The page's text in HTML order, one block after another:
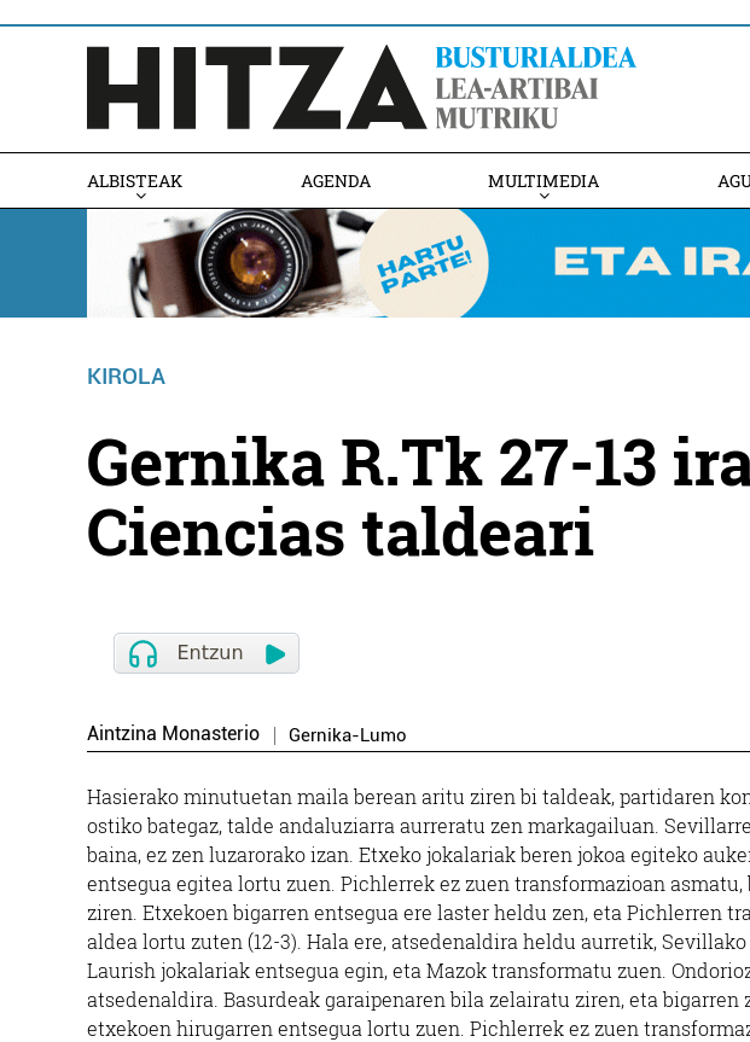
ALBISTEAK AGENDA MULTIMEDIA
KIROLA
Gernika R.Tk 27-13
Ciencias taldeari
Aintzina Monasterio Gernika-Lumo
Hasierako minutuetan maila berean aritu ziren bi taldeak, partidaren
ostiko bategaz, talde andaluziarra aurreratu zen markagailuan.
baina, ez zen luzarorako izan. Etxeko jokalariak beren jokoa egiteko
entsegua egitea lortu zuen. Pichlerrek ez zuen transformazioan
ziren. Etxekoen bigarren entsegua ere laster heldu zen, eta Pichlerren
aldea lortu zuten (12-3). Hala ere, atsedenaldira heldu aurretik,
Laurish jokalariak entsegua egin, eta Mazok transformatu zuen.
atsedenaldira. Basurdeak garaipenaren bila zelairatu ziren, eta
etxekoen hirugarren entsegua lortu zuen. Pichlerrek ez zuen